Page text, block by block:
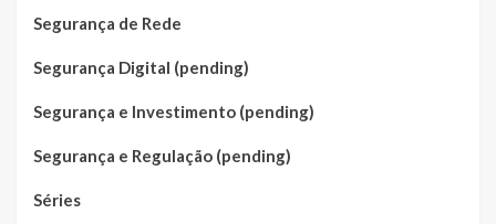
Segurança de Rede
Segurança Digital (pending)
Segurança e Investimento (pending)
Segurança e Regulação (pending)
Séries